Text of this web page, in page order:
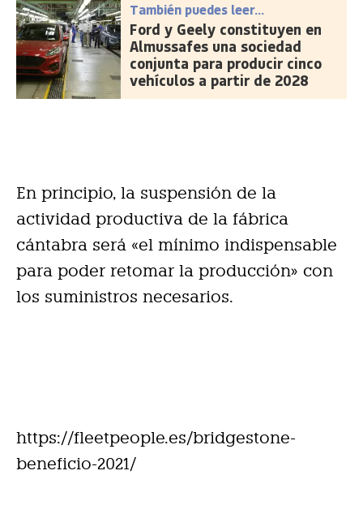
También puedes leer...
Ford y Geely constituyen en
Almussafes una sociedad
conjunta para producir cinco
vehículos a partir de 2028
En principio, la suspensión de la
actividad productiva de la fábrica
cántabra será «el mínimo indispensable
para poder retomar la producción» con
los suministros necesarios.
https://fleetpeople.es/bridgestone-
beneficio-2021/